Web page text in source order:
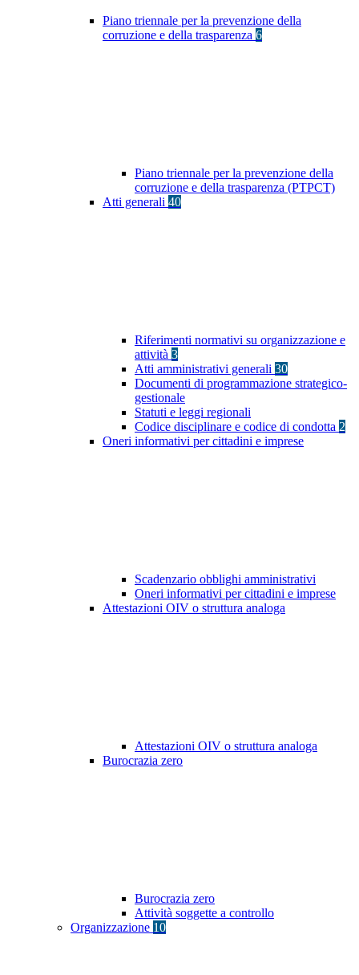
Piano triennale per la prevenzione della
corruzione e della trasparenza 6
Piano triennale per la prevenzione della
corruzione e della trasparenza (PTPCT)
Atti generali 40
Riferimenti normativi su organizzazione e
attività 3
Atti amministrativi generali 30
Documenti di programmazione strategico-
gestionale
Statuti e leggi regionali
Codice disciplinare e codice di condotta 2
Oneri informativi per cittadini e imprese
Scadenzario obblighi amministrativi
Oneri informativi per cittadini e imprese
Attestazioni OIV o struttura analoga
Attestazioni OIV o struttura analoga
Burocrazia zero
Burocrazia zero
Attività soggette a controllo
Organizzazione 10